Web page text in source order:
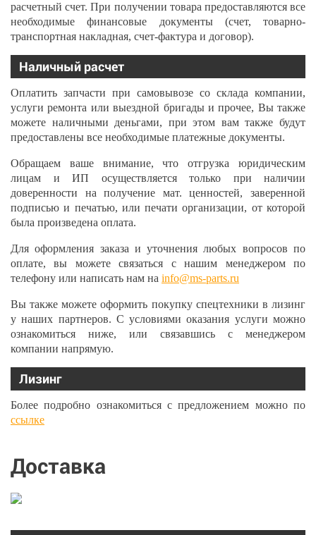
расчетный счет. При получении товара предоставляются все
необходимые финансовые документы (счет, товарно-
транспортная накладная, счет-фактура и договор).
Наличный расчет
Оплатить запчасти при самовывозе со склада компании,
услуги ремонта или выездной бригады и прочее, Вы также
можете наличными деньгами, при этом вам также будут
предоставлены все необходимые платежные документы.
Обращаем ваше внимание, что отгрузка юридическим
лицам и ИП осуществляется только при наличии
доверенности на получение мат. ценностей, заверенной
подписью и печатью, или печати организации, от которой
была произведена оплата.
Для оформления заказа и уточнения любых вопросов по
оплате, вы можете связаться с нашим менеджером по
телефону или написать нам на info@ms-parts.ru
Вы также можете оформить покупку спецтехники в лизинг
у наших партнеров. С условиями оказания услуги можно
ознакомиться ниже, или связавшись с менеджером
компании напрямую.
Лизинг
Более подробно ознакомиться с предложением можно по
ссылке
Доставка